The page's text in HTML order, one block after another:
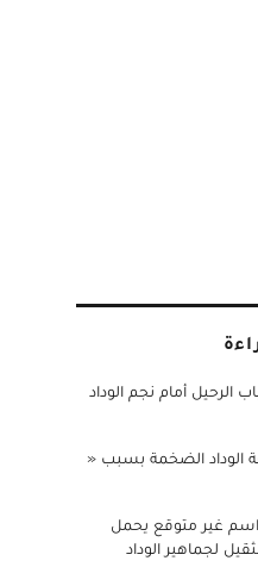
الرحيل أمام نجم الوداد
الوداد الضخمة بسبب «
اسم غير متوقع يحمل
لجماهير الوداد